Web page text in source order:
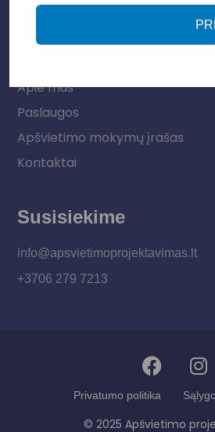
Informacija
Apie mus
Paslaugos
Apšvietimo mokymų įrašas
Kontaktai
Susisiekime
info@apsvietimoprojektavimas.lt
+3706 279 7213
Privatumo politika
© 2025 Apšvietimo